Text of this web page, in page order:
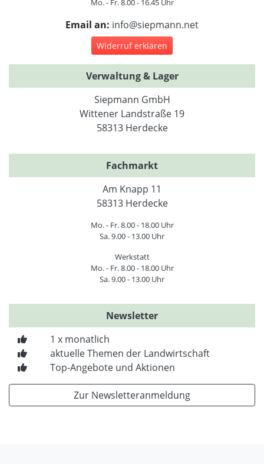
Email an: info@siepmann.net
Widerruf erklären
Verwaltung & Lager
Siepmann GmbH
Wittener Landstraße 19
58313 Herdecke
Fachmarkt
Am Knapp 11
58313 Herdecke
Mo. - Fr. 8.00 - 18.00 Uhr
Sa. 9.00 - 13.00 Uhr
Werkstatt
Mo. - Fr. 8.00 - 18.00 Uhr
Sa. 9.00 - 13.00 Uhr
Newsletter
1 x monatlich
aktuelle Themen der Landwirtschaft
Top-Angebote und Aktionen
Zur Newsletteranmeldung